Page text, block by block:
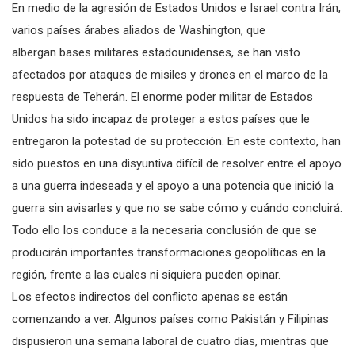
En medio de la agresión de Estados Unidos e Israel contra Irán,
varios países árabes aliados de Washington, que
albergan bases militares estadounidenses, se han visto
afectados por ataques de misiles y drones en el marco de la
respuesta de Teherán. El enorme poder militar de Estados
Unidos ha sido incapaz de proteger a estos países que le
entregaron la potestad de su protección. En este contexto, han
sido puestos en una disyuntiva difícil de resolver entre el apoyo
a una guerra indeseada y el apoyo a una potencia que inició la
guerra sin avisarles y que no se sabe cómo y cuándo concluirá.
Todo ello los conduce a la necesaria conclusión de que se
producirán importantes transformaciones geopolíticas en la
región, frente a las cuales ni siquiera pueden opinar.
Los efectos indirectos del conflicto apenas se están
comenzando a ver. Algunos países como Pakistán y Filipinas
dispusieron una semana laboral de cuatro días, mientras que